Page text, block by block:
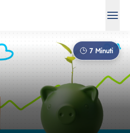
7 Minuti